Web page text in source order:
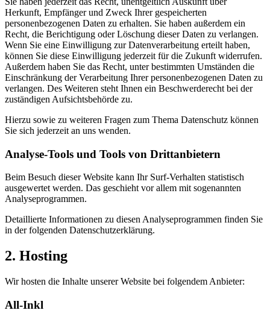
Herkunft, Empfänger und Zweck Ihrer gespeicherten
personenbezogenen Daten zu erhalten. Sie haben außerdem ein
Recht, die Berichtigung oder Löschung dieser Daten zu verlangen.
Wenn Sie eine Einwilligung zur Datenverarbeitung erteilt haben,
können Sie diese Einwilligung jederzeit für die Zukunft widerrufen.
Außerdem haben Sie das Recht, unter bestimmten Umständen die
Einschränkung der Verarbeitung Ihrer personenbezogenen Daten zu
verlangen. Des Weiteren steht Ihnen ein Beschwerderecht bei der
zuständigen Aufsichtsbehörde zu.
Hierzu sowie zu weiteren Fragen zum Thema Datenschutz können
Sie sich jederzeit an uns wenden.
Analyse-Tools und Tools von Dritt­anbietern
Beim Besuch dieser Website kann Ihr Surf-Verhalten statistisch
ausgewertet werden. Das geschieht vor allem mit sogenannten
Analyseprogrammen.
Detaillierte Informationen zu diesen Analyseprogrammen finden Sie
in der folgenden Datenschutzerklärung.
2. Hosting
Wir hosten die Inhalte unserer Website bei folgendem Anbieter:
All-Inkl